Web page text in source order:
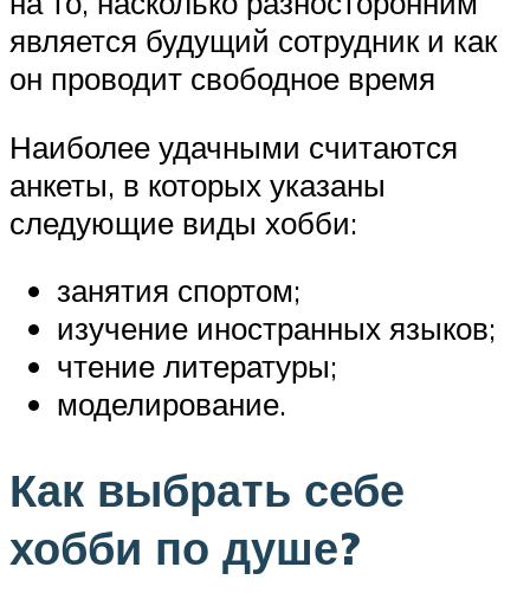
является будущий сотрудник и как
он проводит свободное время
Наиболее удачными считаются
анкеты, в которых указаны
следующие виды хобби:
занятия спортом;
изучение иностранных языков;
чтение литературы;
моделирование.
Как выбрать себе
хобби по душе?